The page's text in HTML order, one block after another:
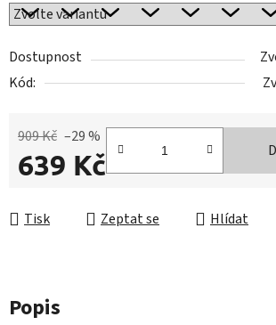
Dostupnost
Kód:
909 Kč –29 %
639 Kč
Tisk Zeptat se Hlídat
Popis